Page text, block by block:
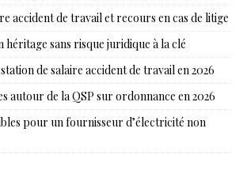
accident de travail et recours en cas de litige
sans risque juridique à la clé
de salaire accident de travail en 2026
autour de la QSP sur ordonnance en 2026
pour un fournisseur d’électricité non